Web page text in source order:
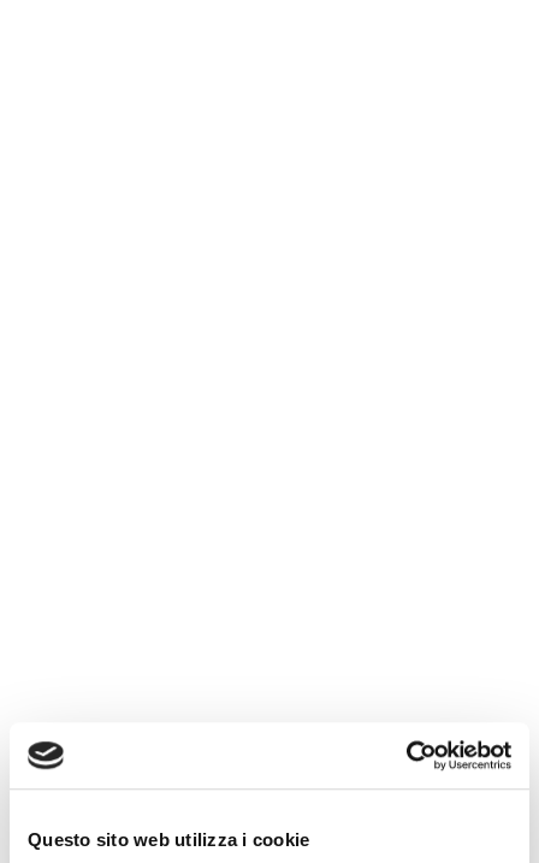
Questo sito web utilizza i cookie